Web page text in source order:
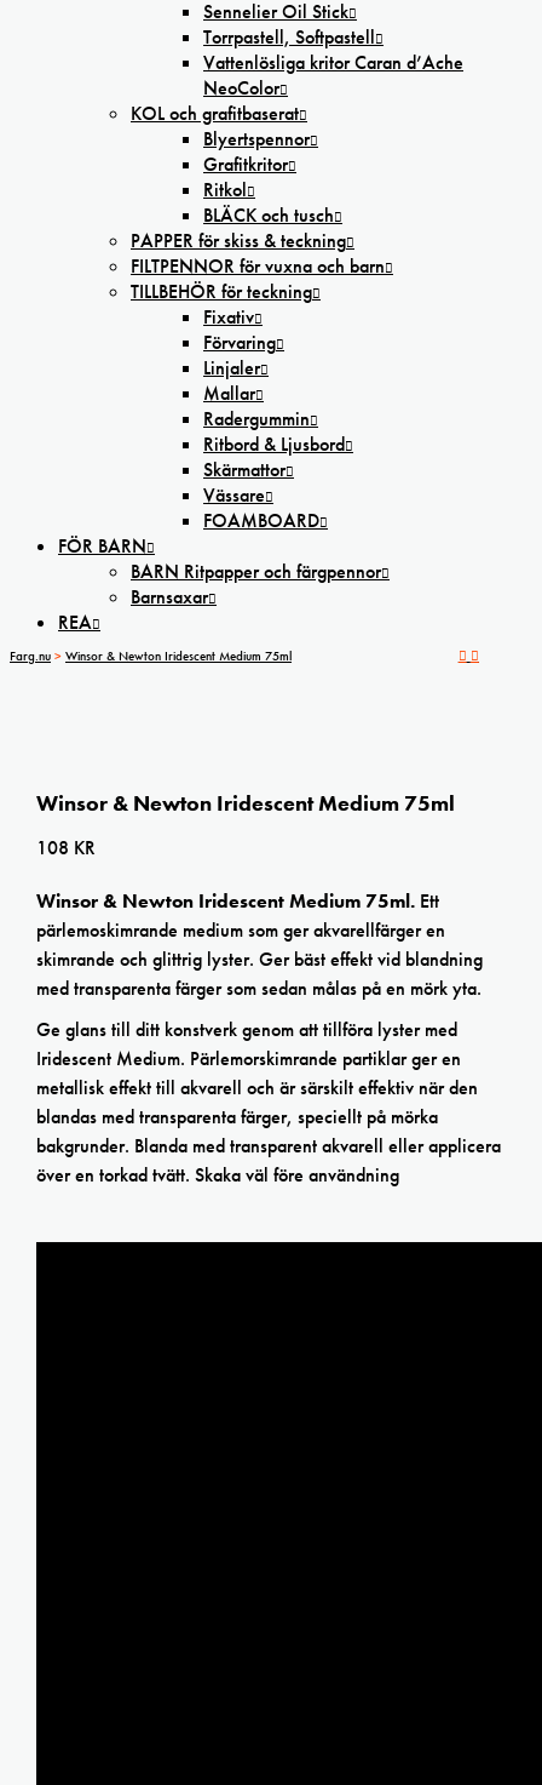
Sennelier Oil Stick
Torrpastell, Softpastell
Vattenlösliga kritor Caran d’Ache
NeoColor
KOL och grafitbaserat
Blyertspennor
Grafitkritor
Ritkol
BLÄCK och tusch
PAPPER för skiss & teckning
FILTPENNOR för vuxna och barn
TILLBEHÖR för teckning
Fixativ
Förvaring
Linjaler
Mallar
Radergummin
Ritbord & Ljusbord
Skärmattor
Vässare
FOAMBOARD
FÖR BARN
BARN Ritpapper och färgpennor
Barnsaxar
REA
Farg.nu > Winsor & Newton Iridescent Medium 75ml
Winsor & Newton Iridescent Medium 75ml
108 KR
Winsor & Newton Iridescent Medium 75ml. Ett
pärlemoskimrande medium som ger akvarellfärger en
skimrande och glittrig lyster. Ger bäst effekt vid blandning
med transparenta färger som sedan målas på en mörk yta.
Ge glans till ditt konstverk genom att tillföra lyster med
Iridescent Medium. Pärlemorskimrande partiklar ger en
metallisk effekt till akvarell och är särskilt effektiv när den
blandas med transparenta färger, speciellt på mörka
bakgrunder. Blanda med transparent akvarell eller applicera
över en torkad tvätt. Skaka väl före användning